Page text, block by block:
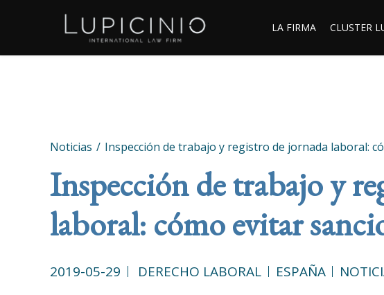
LA FIRMA CLUSTER
Noticias Inspección de trabajo y registro de jornada laboral:
Inspección de trabajo y
laboral: cómo evitar
2019-05-29 DERECHO LABORAL ESPAÑA